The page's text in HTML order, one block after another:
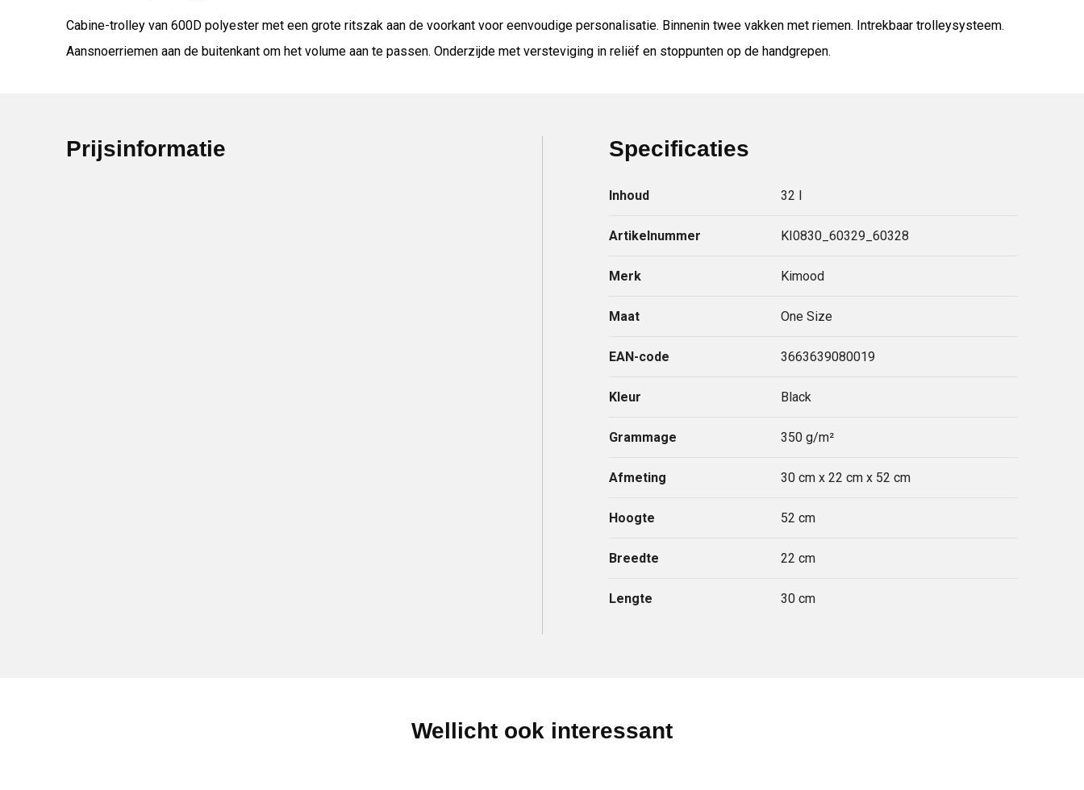
Cabine-trolley van 600D polyester met een grote ritszak aan de voorkant voor eenvoudige personalisatie. Binnenin twee vakken met riemen. Intrekbaar trolleysysteem.
Aansnoerriemen aan de buitenkant om het volume aan te passen. Onderzijde met versteviging in reliëf en stoppunten op de handgrepen.
Prijsinformatie Specificaties
Inhoud 32 l
Artikelnummer KI0830_60329_60328
Merk Kimood
Maat One Size
EAN-code 3663639080019
Kleur Black
Grammage 350 g/m²
Afmeting 30 cm x 22 cm x 52 cm
Hoogte 52 cm
Breedte 22 cm
Lengte 30 cm
Wellicht ook interessant